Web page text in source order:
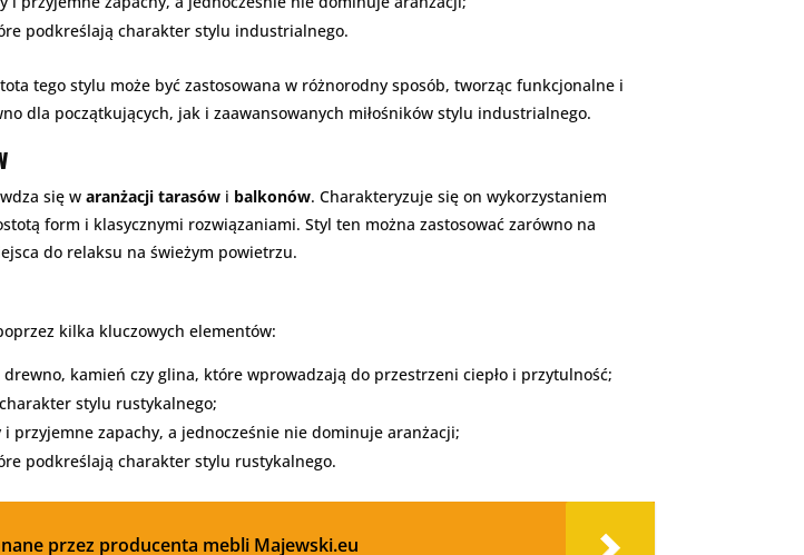
podkreślają charakter stylu industrialnego.
tego stylu może być zastosowana w różnorodny sposób, tworząc funkcjonalne i
dla początkujących, jak i zaawansowanych miłośników stylu industrialnego.
się waranżacji tarasów i balkonów. Charakteryzuje się on wykorzystaniem
form i klasycznymi rozwiązaniami. Styl ten można zastosować zarówno na
do relaksu na świeżym powietrzu.
kilka kluczowych elementów:
kamień czy glina, które wprowadzają do przestrzeni ciepło i przytulność;
stylu rustykalnego;
przyjemne zapachy, a jednocześnie nie dominuje aranżacji;
podkreślają charakter stylu rustykalnego.
przez producenta mebli Majewski.eu